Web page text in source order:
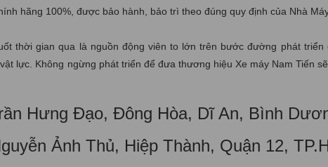
hãng 100%, được bảo hành, bảo trì theo đúng quy định của Nhà
thời gian qua là nguồn động viên to lớn trên bước đường phát triển
lực. Không ngừng phát triển để đưa thương hiệu Xe máy Nam Tiến
Hưng Đạo, Đông Hòa, Dĩ An, Bình
Ảnh Thủ, Hiệp Thành, Quận 12,